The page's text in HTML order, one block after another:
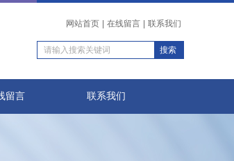
网站首页 在线留言 联系我们
留言 联系我们